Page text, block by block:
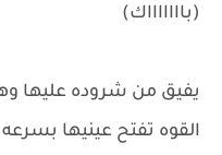
(باااااااك)
يفيق من شروده عليها
القوه تفتح عينيها